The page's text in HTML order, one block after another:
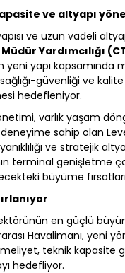
ve altyapı
ve uzun vadeli
Yardımcılığı
yeni yapı kapsamında
güvenliği ve
hedefleniyor.
varlık yaşam
sahip olan
ve stratejik
terminal genişletme
büyüme
en güçlü
Havalimanı, yeni
teknik kapasite
hedefliyor.